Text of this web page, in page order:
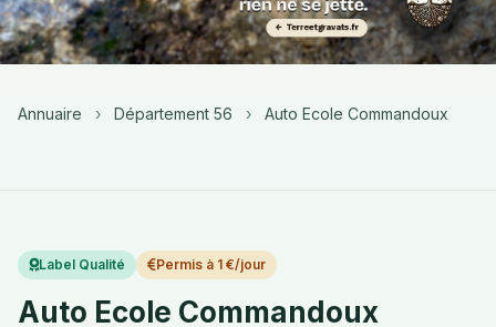
Annuaire › Département 56 › Auto Ecole Commandoux
Label Qualité Permis à 1 €/jour
Auto Ecole Commandoux